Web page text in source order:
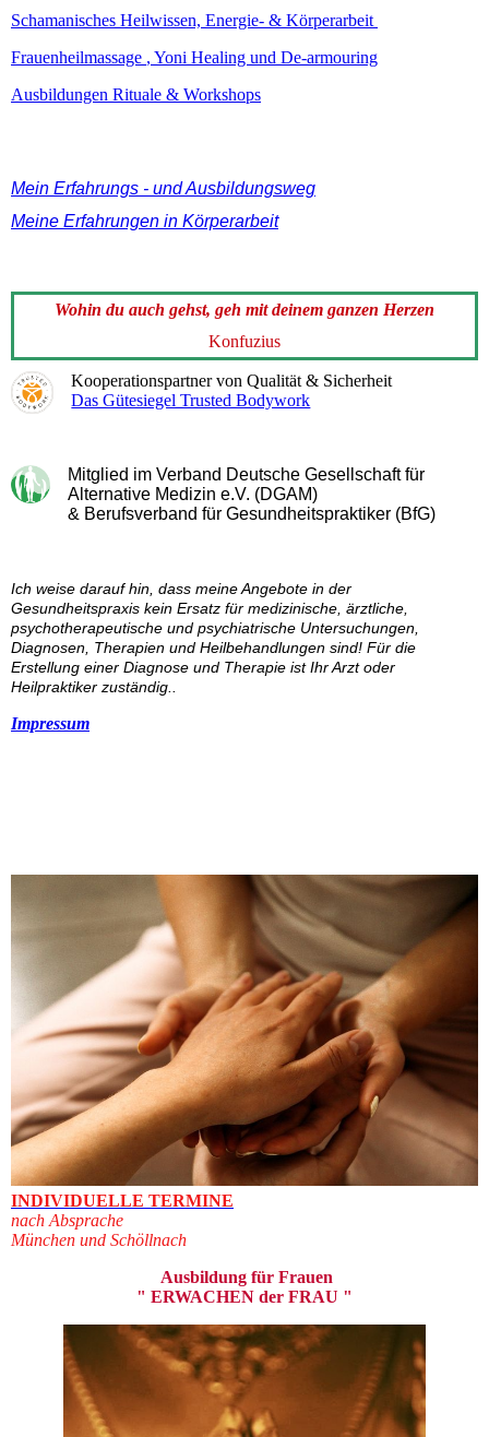
Schamanisches Heilwissen, Energie- & Körperarbeit
Frauenheilmassage , Yoni Healing und De-armouring
Ausbildungen Rituale & Workshops
Mein Erfahrungs - und Ausbildungsweg
Meine Erfahrungen in Körperarbeit
Wohin du auch gehst, geh mit deinem ganzen Herzen
Konfuzius
Kooperationspartner von Qualität & Sicherheit
Das Gütesiegel Trusted Bodywork
Mitglied im Verband Deutsche Gesellschaft für
Alternative Medizin e.V. (DGAM)
& Berufsverband für Gesundheitspraktiker (BfG)
Ich weise darauf hin, dass meine Angebote in der
Gesundheitspraxis kein Ersatz für medizinische, ärztliche,
psychotherapeutische und psychiatrische Untersuchungen,
Diagnosen, Therapien und Heilbehandlungen sind! Für die
Erstellung einer Diagnose und Therapie ist Ihr Arzt oder
Heilpraktiker zuständig..
Impressum
INDIVIDUELLE TERMINE
nach Absprache
München und Schöllnach
Ausbildung für Frauen
" ERWACHEN der FRAU "